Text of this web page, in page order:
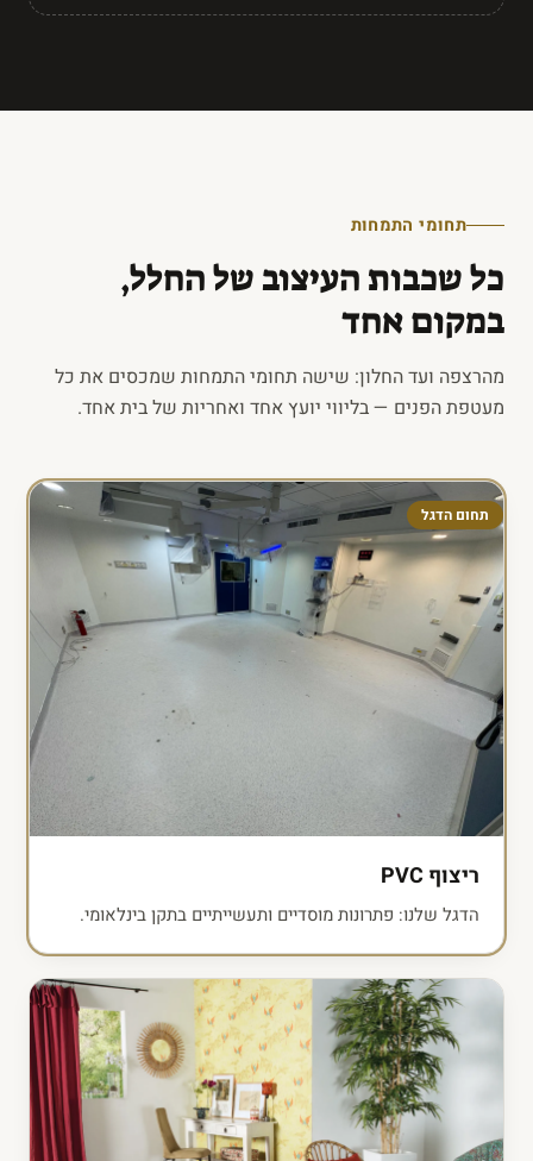
תחומי התמחות
כל שכבות העיצוב של החלל,
במקום אחד
מהרצפה ועד החלון: שישה תחומי התמחות שמכסים את כל
מעטפת הפנים — בליווי יועץ אחד ואחריות של בית אחד.
תחום הדגל
ריצוף PVC
הדגל שלנו: פתרונות מוסדיים ותעשייתיים בתקן בינלאומי.